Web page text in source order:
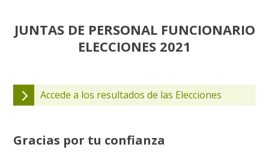
JUNTAS DE PERSONAL FUNCIONARIO
ELECCIONES 2021
Accede a los resultados de las Elecciones
Gracias por tu confianza